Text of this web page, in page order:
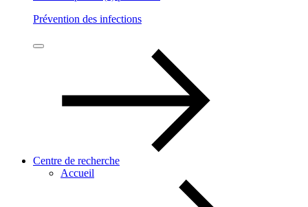
Prévention des infections
Centre de recherche
Accueil